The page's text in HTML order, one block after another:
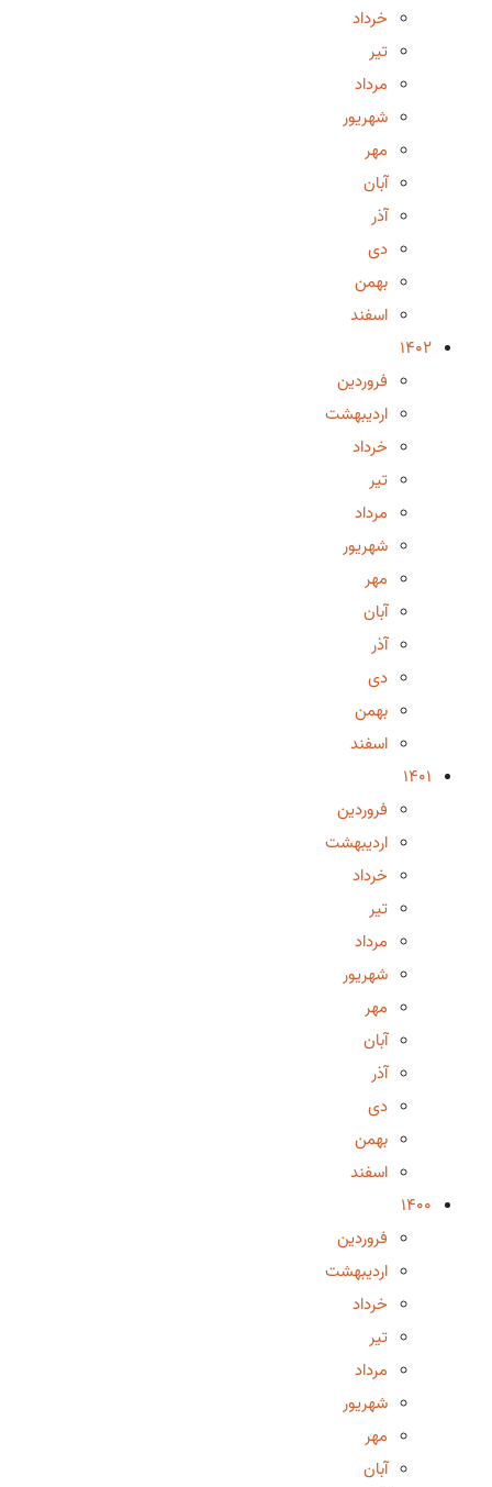
خرداد
تیر
مرداد
شهریور
مهر
آبان
آذر
دی
بهمن
اسفند
1402
فروردین
اردیبهشت
خرداد
تیر
مرداد
شهریور
مهر
آبان
آذر
دی
بهمن
اسفند
1401
فروردین
اردیبهشت
خرداد
تیر
مرداد
شهریور
مهر
آبان
آذر
دی
بهمن
اسفند
1400
فروردین
اردیبهشت
خرداد
تیر
مرداد
شهریور
مهر
آبان